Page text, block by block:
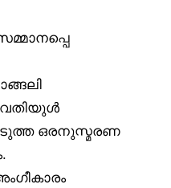
ഒരനുസ്മരണ